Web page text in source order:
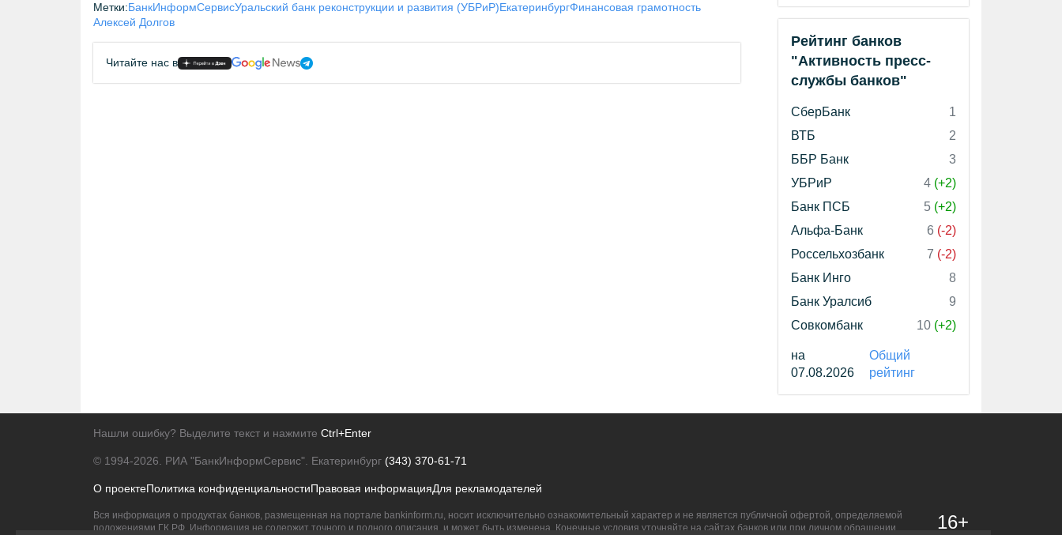
Метки:БанкИнформСервисУральский банк реконструкции и развития (УБРиР)ЕкатеринбургФинансовая грамотность
Алексей Долгов
Читайте нас в
Рейтинг банков
"Активность пресс-
службы банков"
СберБанк
1
ВТБ
2
ББР Банк
3
УБРиР
4 (+2)
Банк ПСБ
5 (+2)
Альфа-Банк
6 (-2)
Россельхозбанк
7 (-2)
Банк Инго
8
Банк Уралсиб
9
Совкомбанк
10 (+2)
на
07.08.2026
Общий
рейтинг
Нашли ошибку? Выделите текст и нажмите Ctrl+Enter
© 1994-2026. РИА "БанкИнформСервис". Екатеринбург (343) 370-61-71
О проектеПолитика конфиденциальностиПравовая информацияДля рекламодателей
Вся информация о продуктах банков, размещенная на портале bankinform.ru, носит исключительно ознакомительный характер и не является публичной офертой, определяемой
положениями ГК РФ. Информация не содержит точного и полного описания, и может быть изменена. Конечные условия уточняйте на сайтах банков или при личном обращении.
16+